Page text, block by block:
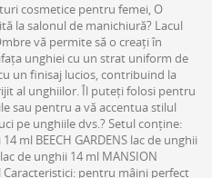
cosmetice pentru femei, O
la salonul de manichiură? Lacul
vă permite să o creați în
unghiei cu un strat uniform de
un finisaj lucios, contribuind la
al unghiilor. Îl puteți folosi pentru
sau pentru a vă accentua stilul
pe unghiile dvs.? Setul conține:
ml BEECH GARDENS lac de unghii
lac de unghii 14 ml MANSION
Caracteristici: pentru mâini perfect